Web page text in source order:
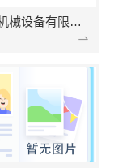
东莞兆元机械设备有限公司